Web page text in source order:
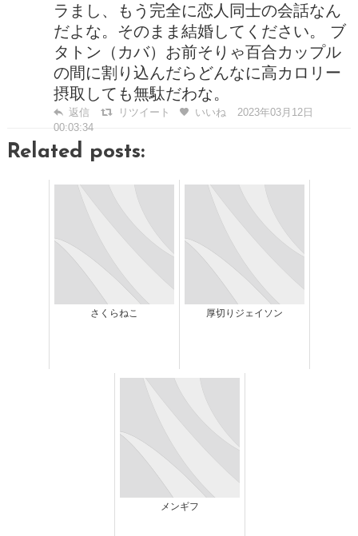
ラまし、もう完全に恋人同士の会話なん
だよな。そのまま結婚してください。 ブ
タトン（カバ）お前そりゃ百合カップル
の間に割り込んだらどんなに高カロリー
摂取しても無駄だわな。
返信 リツイート いいね
2023年03月12日
00:03:34
Related posts:
さくらねこ 厚切りジェイソン
メンギフ